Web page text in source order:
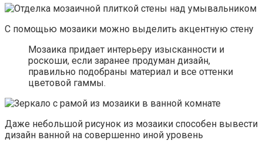
С помощью мозаики можно выделить акцентную стену
Мозаика придает интерьеру изысканности и
роскоши, если заранее продуман дизайн,
правильно подобраны материал и все оттенки
цветовой гаммы.
Даже небольшой рисунок из мозаики способен вывести
дизайн ванной на совершенно иной уровень